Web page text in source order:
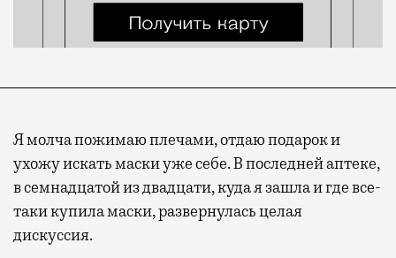
Я молча пожимаю плечами, отдаю подарок и
ухожу искать маски уже себе. В последней аптеке,
в семнадцатой из двадцати, куда я зашла и где все-
таки купила маски, развернулась целая
дискуссия.